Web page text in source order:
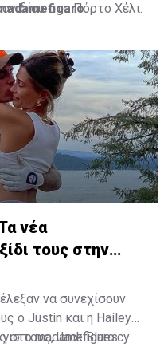
στο Πόρτο Χέλι.
νέα
τους στην
να συνεχίσουν
ο Justin και η Hailey
τους, Jack Blues.
στο madamefigaro.cy